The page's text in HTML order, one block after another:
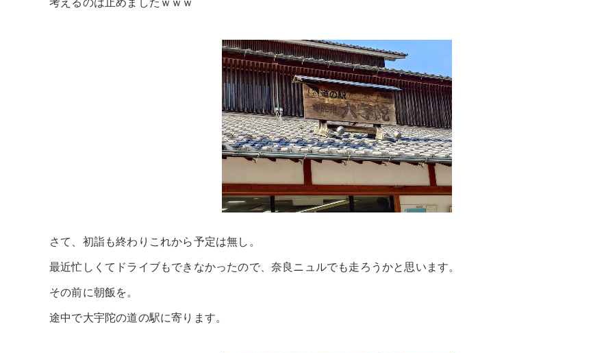
考えるのは止めましたｗｗｗ
さて、初詣も終わりこれから予定は無し。
最近忙しくてドライブもできなかったので、奈良ニュルでも走ろうかと思います。
その前に朝飯を。
途中で大宇陀の道の駅に寄ります。